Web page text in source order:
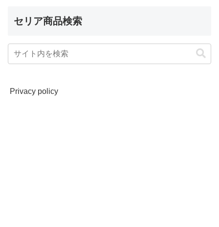
セリア商品検索
Privacy policy